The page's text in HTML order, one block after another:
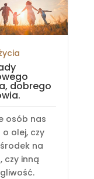
dobrego
osób nas
olej, czy
na
czy inną